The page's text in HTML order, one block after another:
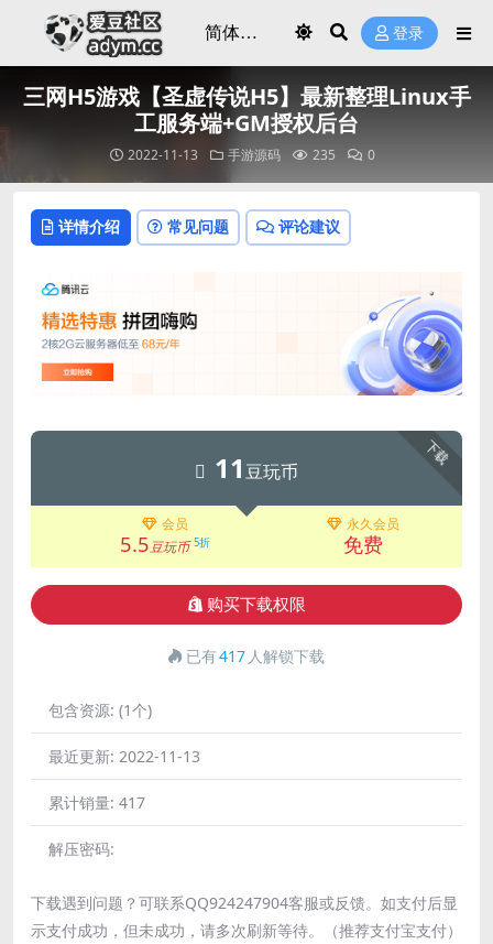
登录
三网H5游戏【圣虚传说H5】最新整理Linux手
工服务端+GM授权后台
2022-11-13 手游源码 235 0
详情介绍 常见问题 评论建议
下载
11豆玩币
会员
5.5豆玩币 5折
永久会员
免费
购买下载权限
已有417 人解锁下载
包含资源: (1个)
最近更新: 2022-11-13
累计销量: 417
解压密码:
下载遇到问题？可联系QQ924247904客服或反馈。如支付后显
示支付成功，但未成功，请多次刷新等待。（推荐支付宝支付）